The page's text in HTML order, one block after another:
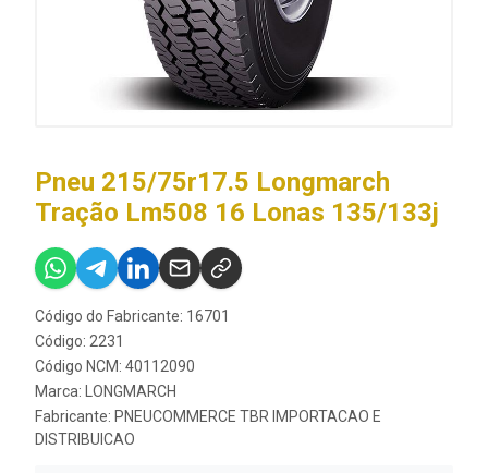
Pneu 215/75r17.5 Longmarch
Tração Lm508 16 Lonas 135/133j
Código do Fabricante: 16701
Código: 2231
Código NCM: 40112090
Marca:
LONGMARCH
Fabricante: PNEUCOMMERCE TBR IMPORTACAO E
DISTRIBUICAO